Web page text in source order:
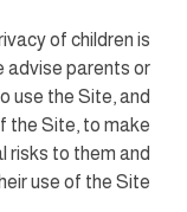
of children is
advise parents or
use the Site, and
the Site, to make
risks to them and
use of the Site.